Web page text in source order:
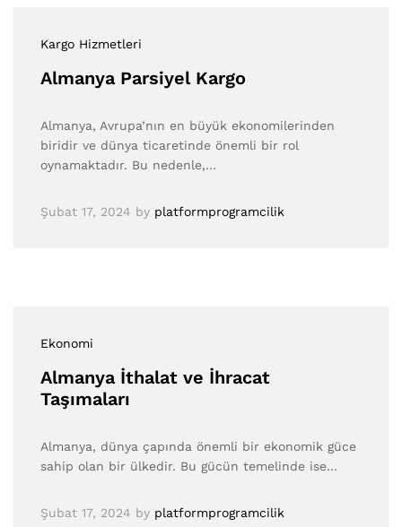
Kargo Hizmetleri
Almanya Parsiyel Kargo
Almanya, Avrupa’nın en büyük ekonomilerinden
biridir ve dünya ticaretinde önemli bir rol
oynamaktadır. Bu nedenle,…
Şubat 17, 2024 by platformprogramcilik
Ekonomi
Almanya İthalat ve İhracat
Taşımaları
Almanya, dünya çapında önemli bir ekonomik güce
sahip olan bir ülkedir. Bu gücün temelinde ise…
Şubat 17, 2024 by platformprogramcilik